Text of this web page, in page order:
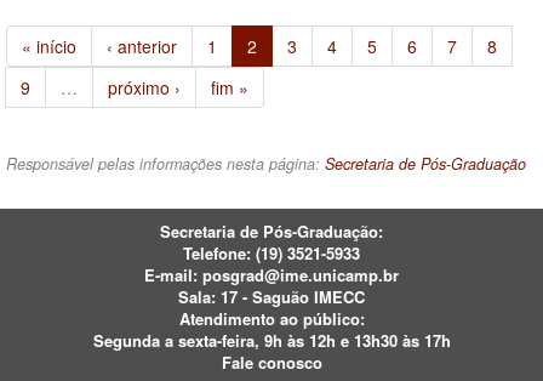
« início ‹ anterior 1 2 3 4 5 6 7
8
9
… próximo › fim »
Responsável pelas informações nesta página: Secretaria de Pós-Graduação
Secretaria de Pós-Graduação:
Telefone: (19) 3521-5933
E-mail: posgrad@ime.unicamp.br
Sala: 17 - Saguão IMECC
Atendimento ao público:
Segunda a sexta-feira, 9h às 12h e 13h30 às 17h
Fale conosco